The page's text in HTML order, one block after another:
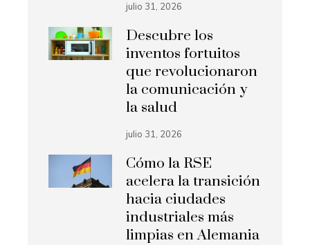
julio 31, 2026
Descubre los
inventos fortuitos
que revolucionaron
la comunicación y
la salud
julio 31, 2026
Cómo la RSE
acelera la transición
hacia ciudades
industriales más
limpias en Alemania